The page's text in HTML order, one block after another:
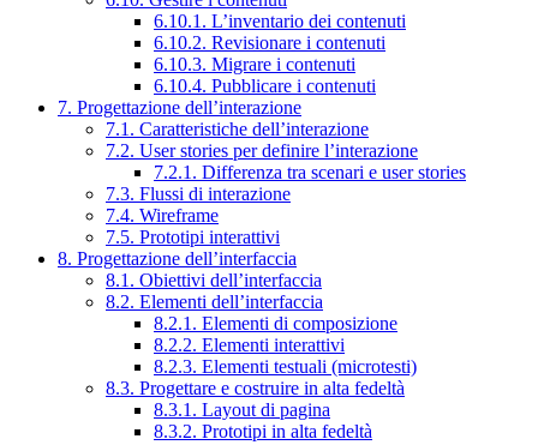
6.10.1. L’inventario dei contenuti
6.10.2. Revisionare i contenuti
6.10.3. Migrare i contenuti
6.10.4. Pubblicare i contenuti
7. Progettazione dell’interazione
7.1. Caratteristiche dell’interazione
7.2. User stories per definire l’interazione
7.2.1. Differenza tra scenari e user stories
7.3. Flussi di interazione
7.4. Wireframe
7.5. Prototipi interattivi
8. Progettazione dell’interfaccia
8.1. Obiettivi dell’interfaccia
8.2. Elementi dell’interfaccia
8.2.1. Elementi di composizione
8.2.2. Elementi interattivi
8.2.3. Elementi testuali (microtesti)
8.3. Progettare e costruire in alta fedeltà
8.3.1. Layout di pagina
8.3.2. Prototipi in alta fedeltà